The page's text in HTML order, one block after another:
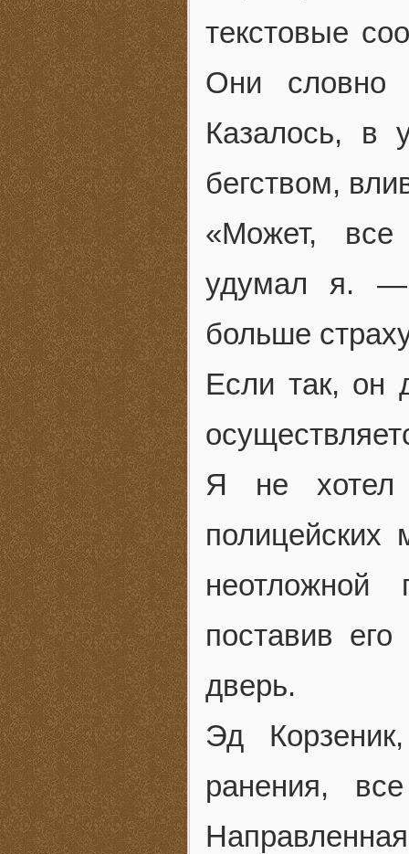
текстовые
Они словно
Казалось, в
бегством,
«Может, все
удумал я. —
больше
Если так, он
Я не хотел
полицейских
поставив
дверь.
Эд
ранения,